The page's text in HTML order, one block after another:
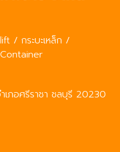
/ กระบะเหล็ก /
ภอศรีราชา ชลบุรี 20230